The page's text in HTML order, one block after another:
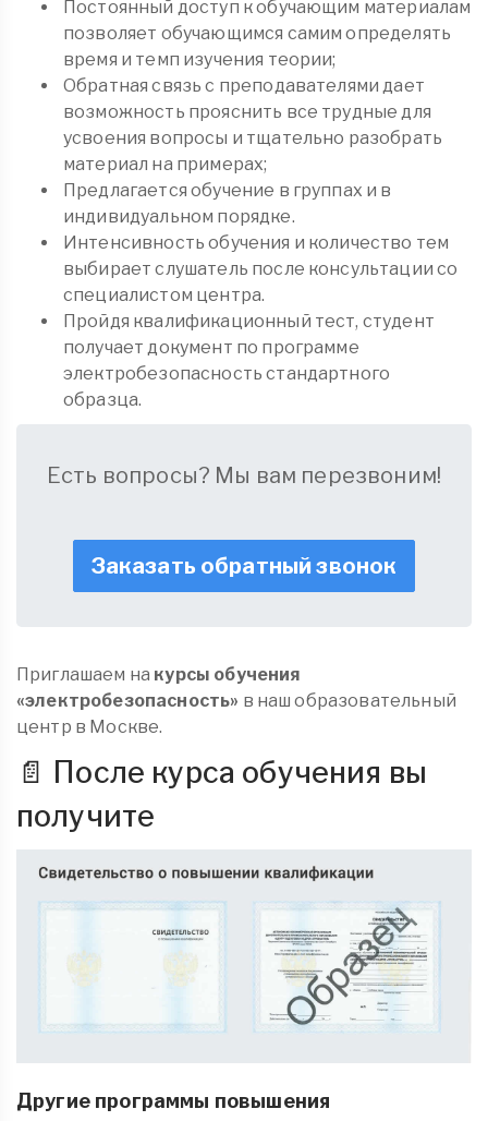
Постоянный доступ к обучающим материалам
позволяет обучающимся самим определять
время и темп изучения теории;
Обратная связь с преподавателями дает
возможность прояснить все трудные для
усвоения вопросы и тщательно разобрать
материал на примерах;
Предлагается обучение в группах и в
индивидуальном порядке.
Интенсивность обучения и количество тем
выбирает слушатель после консультации со
специалистом центра.
Пройдя квалификационный тест, студент
получает документ по программе
электробезопасность стандартного
образца.
Есть вопросы? Мы вам перезвоним!
Заказать обратный звонок
Приглашаем на курсы обучения
«электробезопасность» в наш образовательный
центр в Москве.
📄 После курса обучения вы
получите
Другие программы повышения